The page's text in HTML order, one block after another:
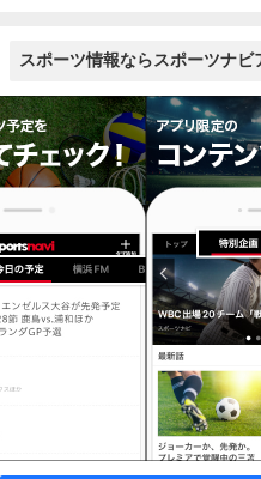
スポーツ情報ならスポーツナビ